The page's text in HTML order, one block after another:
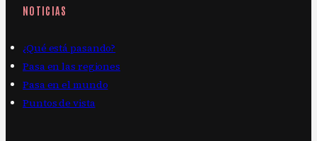
NOTICIAS
¿Qué está pasando?
Pasa en las regiones
Pasa en el mundo
Puntos de vista